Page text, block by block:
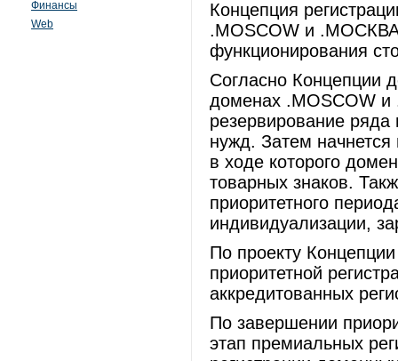
Финансы
Web
Концепция
.MOSCOW и
функционирования
Согласно Концепции
доменах .MOSCOW
резервирование
нужд. Затем начнется
в ходе которого
товарных знаков.
приоритетного
индивидуализации,
По проекту
приоритетной
аккредитованных
По завершении
этап премиальных